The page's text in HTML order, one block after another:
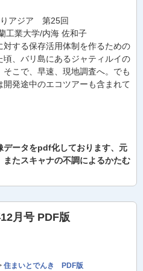
りアジア 第25回
工業大学/内海 佐和子
する保存活用体制を作るための
、バリ島にあるジャティルイの
こで、早速、現地調査へ。でも
発途中のエコツアーも含まれて
データをpdf化しております、元
たスキャナの不調によるかたむ
月号 PDF版
住まいとでんき PDF版